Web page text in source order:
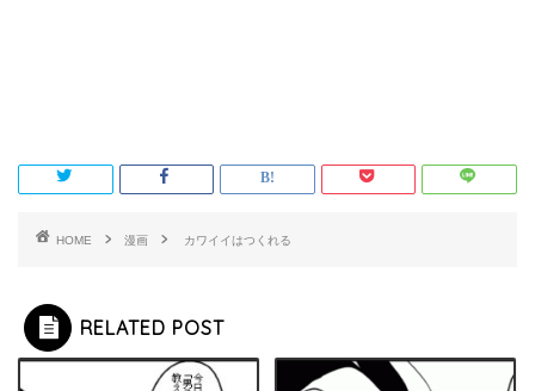
HOME 漫画 カワイイはつくれる
RELATED POST